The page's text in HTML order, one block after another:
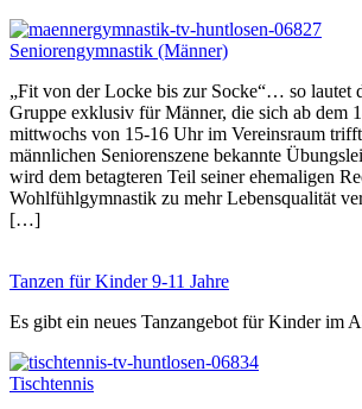
Seniorengymnastik (Männer)
„Fit von der Locke bis zur Socke“… so lautet
Gruppe exklusiv für Männer, die sich ab dem
mittwochs von 15-16 Uhr im Vereinsraum
männlichen Seniorenszene bekannte
wird dem betagteren Teil seiner ehemaligen
Wohlfühlgymnastik zu mehr Lebensqualität
[…]
Tanzen für Kinder 9-11 Jahre
Es gibt ein neues Tanzangebot für Kinder im
Tischtennis